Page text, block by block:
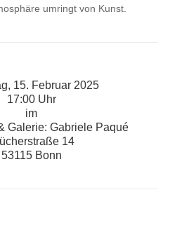
umringt von Kunst.
15. Februar 2025
17:00 Uhr
im
Galerie: Gabriele Paqué
14
53115 Bonn